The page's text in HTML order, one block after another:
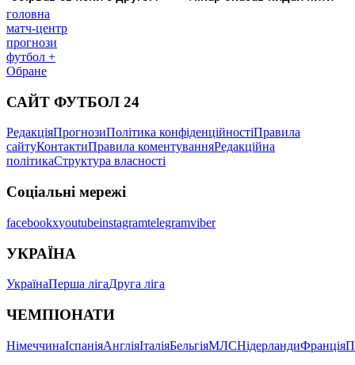
головна
матч-центр
прогнози
футбол +
Обране
САЙТ ФУТБОЛ 24
РедакціяПрогнозиПолітика конфіденційностіПравила
сайтуКонтактиПравила коментуванняРедакційна
політикаСтруктура власності
Соціальні мережі
facebookxyoutubeinstagramtelegramviber
УКРАЇНА
УкраїнаПерша лігаДруга ліга
ЧЕМПІОНАТИ
НімеччинаІспаніяАнгліяІталіяБельгіяМЛСНідерландиФранція